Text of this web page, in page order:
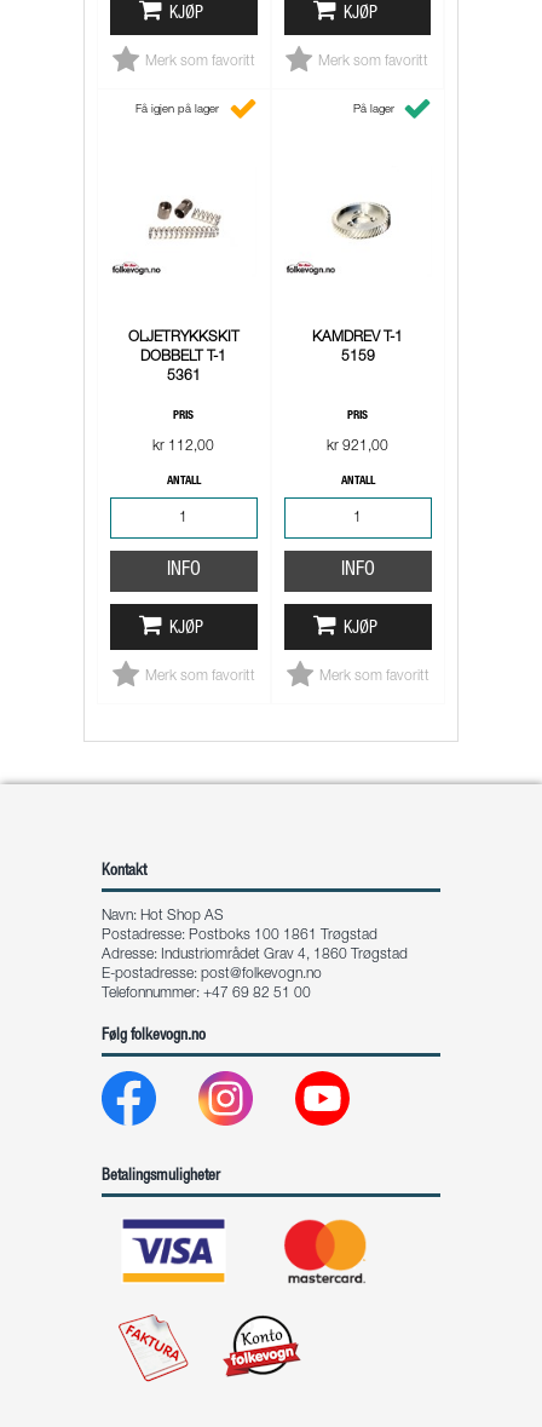
KJØP
Merk som favoritt
KJØP
Merk som favoritt
Få igjen på lager
OLJETRYKKSKIT
DOBBELT T-1
5361
PRIS
kr 112,00
ANTALL
INFO
KJØP
Merk som favoritt
På lager
KAMDREV T-1
5159
PRIS
kr 921,00
ANTALL
INFO
KJØP
Merk som favoritt
Kontakt
Navn: Hot Shop AS
Postadresse: Postboks 100 1861 Trøgstad
Adresse: Industriområdet Grav 4, 1860 Trøgstad
E-postadresse: post@folkevogn.no
Telefonnummer: +47 69 82 51 00
Følg folkevogn.no
Betalingsmuligheter